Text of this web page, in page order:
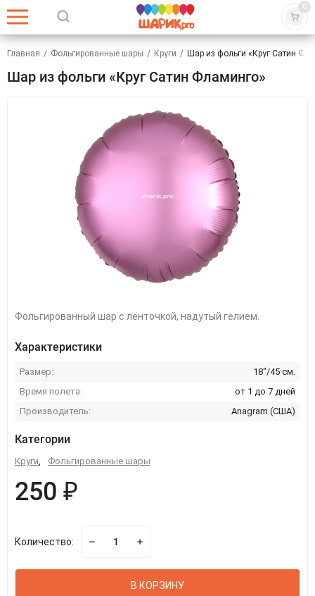
0
Главная / Фольгированные шары / Круги / Шар из фольги «Круг Сатин
Шар из фольги «Круг Сатин Фламинго»
Фольгированный шар с ленточкой, надутый гелием.
Характеристики
Размер:
18"/45 см.
Время полета:
от 1 до 7 дней
Производитель:
Anagram (США)
Категории
Круги, Фольгированные шары
250 ₽
Количество:
В КОРЗИНУ